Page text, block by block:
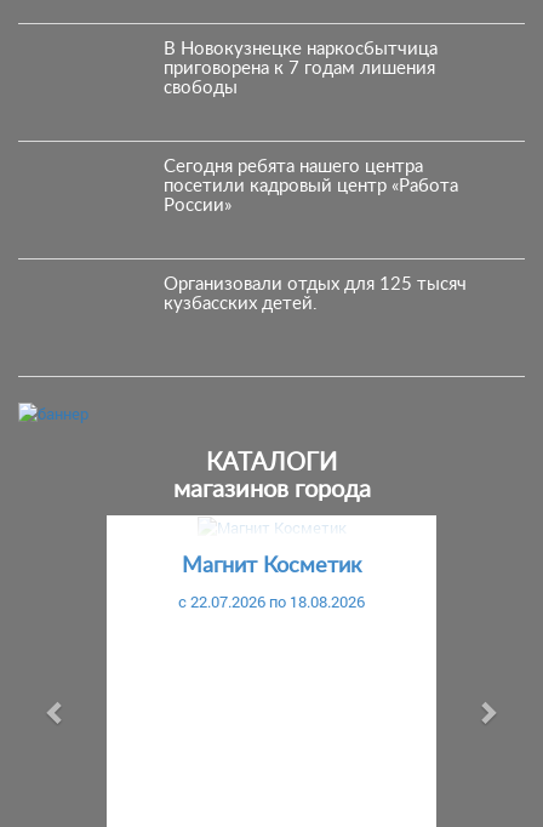
В Новокузнецке наркосбытчица
приговорена к 7 годам лишения
свободы
Сегодня ребята нашего центра
посетили кадровый центр «Работа
России»
Организовали отдых для 125 тысяч
кузбасских детей.
КАТАЛОГИ
магазинов города
Магнит Косметик
c 22.07.2026 по 18.08.2026